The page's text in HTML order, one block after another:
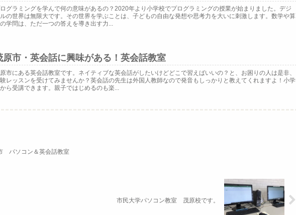
グラミングを学んで何の意味があるの？2020年より小学校でプログラミングの授業が始まりました。デジ
の世界は無限大です。その世界を学ぶことは、子どもの自由な発想や思考力を大いに刺激します。数学や算
学問は、ただ一つの答えを導き出す力...
原市・英会話に興味がある！英会話教室
市にある英会話教室です。ネイティブな英会話がしたいけどどこで習えばいいの？と、お困りの人は是非、
レッスンを受けてみませんか？英会話の先生は外国人教師なので発音もしっかりと教えてくれますよ！小学
ら受講できます。親子ではじめるのも楽...
パソコン＆英会話教室
市民大学パソコン教室 茂原校です。